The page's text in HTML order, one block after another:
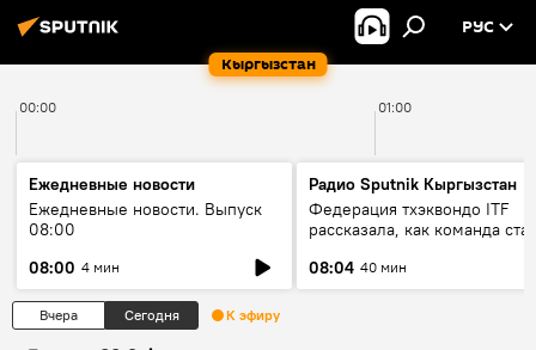
Кыргызстан
РУС
00:00 01:00
Ежедневные новости
Ежедневные новости. Выпуск
08:00
08:00 4 мин
Радио Sputnik Кыргызстан
Федерация тхэквондо ITF
рассказала, как команда
08:04 40 мин
Вчера Сегодня К эфиру